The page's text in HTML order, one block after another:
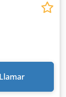
Llamar